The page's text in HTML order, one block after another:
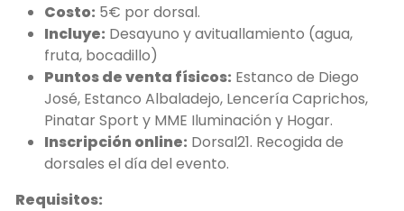
Costo: 5€ por dorsal.
Incluye: Desayuno y avituallamiento (agua,
fruta, bocadillo)
Puntos de venta físicos: Estanco de Diego
José, Estanco Albaladejo, Lencería Caprichos,
Pinatar Sport y MME Iluminación y Hogar.
Inscripción online: Dorsal21. Recogida de
dorsales el día del evento.
Requisitos: